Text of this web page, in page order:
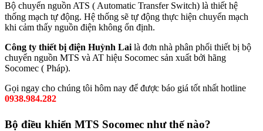
Bộ chuyển nguồn ATS ( Automatic Transfer Switch) là thiết hệ
thống mạch tự động. Hệ thống sẽ tự động thực hiện chuyển mạch
khi cảm thấy nguồn điện không ổn định.
Công ty thiết bị điện Huỳnh Lai là đơn nhà phân phối thiết bị bộ
chuyển nguồn MTS và AT hiệu Socomec sản xuất bởi hãng
Socomec ( Pháp).
Gọi ngay cho chúng tôi hôm nay để được báo giá tốt nhất hotline
0938.984.282
Bộ điều khiển MTS Socomec như thế nào?